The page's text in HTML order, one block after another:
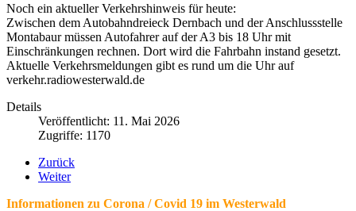
Noch ein aktueller Verkehrshinweis für heute:
Zwischen dem Autobahndreieck Dernbach und der Anschlussstelle
Montabaur müssen Autofahrer auf der A3 bis 18 Uhr mit
Einschränkungen rechnen. Dort wird die Fahrbahn instand gesetzt.
Aktuelle Verkehrsmeldungen gibt es rund um die Uhr auf
verkehr.radiowesterwald.de
Details
Veröffentlicht: 11. Mai 2026
Zugriffe: 1170
Zurück
Weiter
Informationen zu Corona / Covid 19 im Westerwald